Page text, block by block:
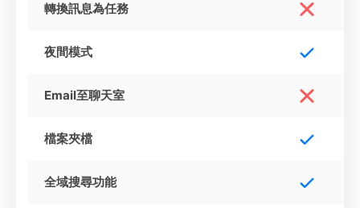
轉換訊息為任務
夜間模式
Email至聊天室
檔案夾檔
全域搜尋功能